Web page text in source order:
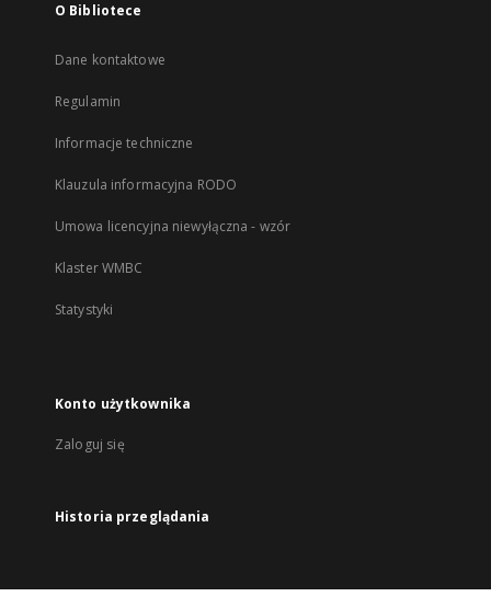
O Bibliotece
Dane kontaktowe
Regulamin
Informacje techniczne
Klauzula informacyjna RODO
Umowa licencyjna niewyłączna - wzór
Klaster WMBC
Statystyki
Konto użytkownika
Zaloguj się
Historia przeglądania